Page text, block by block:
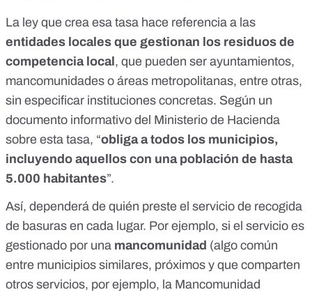
La ley que crea esa tasa hace referencia a las
entidades locales que gestionan los residuos de
competencia local , que pueden ser ayuntamientos,
mancomunidades o áreas metropolitanas, entre otras,
sin especificar instituciones concretas. Según un
documento informativo del Ministerio de Hacienda
sobre esta tasa, “obliga a todos los municipios,
incluyendo aquellos con una población de hasta
5.000 habitantes”.
Así, dependerá de quién preste el servicio de recogida
de basuras en cada lugar. Por ejemplo, si el servicio es
gestionado por una mancomunidad (algo común
entre municipios similares, próximos y que comparten
otros servicios, por ejemplo, la Mancomunidad